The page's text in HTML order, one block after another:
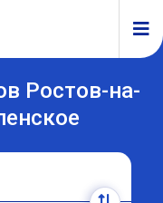
Ростов-на-